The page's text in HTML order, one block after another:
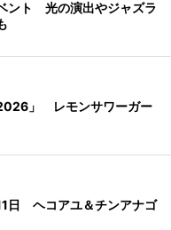
ント 光の演出やジャズラ
」 レモンサワーガー
日 ヘコアユ＆チンアナゴ